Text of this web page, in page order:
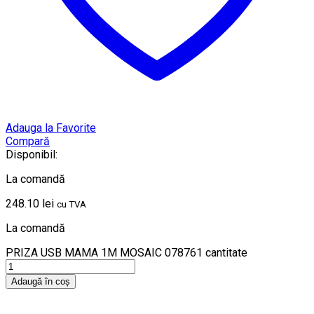
Adauga la Favorite
Compară
Disponibil:
La comandă
248.10 lei cu TVA
La comandă
PRIZA USB MAMA 1M MOSAIC 078761 cantitate
Adaugă în coș